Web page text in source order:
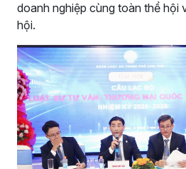
doanh nghiệp cùng toàn thể hội
hội.